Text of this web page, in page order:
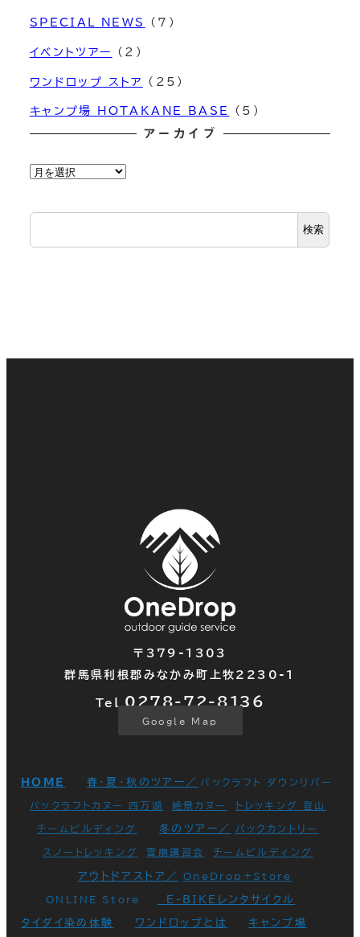
SPECIAL NEWS (7)
イベントツアー (2)
ワンドロップ ストア (25)
キャンプ場 HOTAKANE BASE (5)
アーカイブ
ア
カ
検索
〒379-1303
群馬県利根郡みなかみ町上牧2230-1
Tel.0278-72- 8136
Google Map
HOME 春・夏・秋のツアー／ パックラフト ダウンリバー
パックラフトカヌー 四万湖 絶景カヌー トレッキング 登山
チームビルディング 冬のツアー／ バックカントリー
スノートレッキング 雪崩講習会 チームビルディング
アウトドアストア／ OneDrop+Store
ONLINE Store E-BIKEレンタサイクル
タイダイ染め体験 ワンドロップとは キャンプ場